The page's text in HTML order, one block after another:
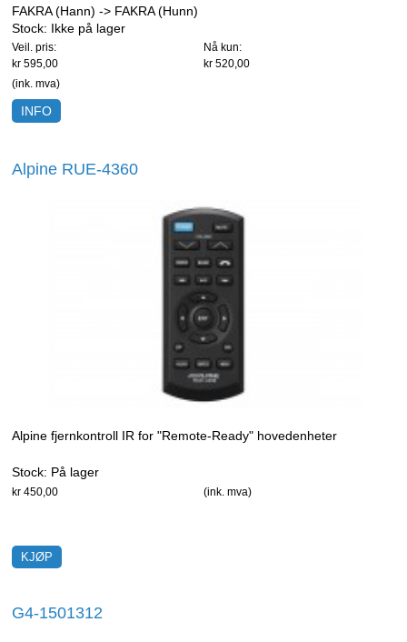
FAKRA (Hann) -> FAKRA (Hunn)
Stock: Ikke på lager
Veil. pris:
kr 595,00
Nå kun:
kr 520,00
(ink. mva)
INFO
Alpine RUE-4360
Alpine fjernkontroll IR for "Remote-Ready" hovedenheter
Stock: På lager
kr 450,00 (ink. mva)
G4-1501312